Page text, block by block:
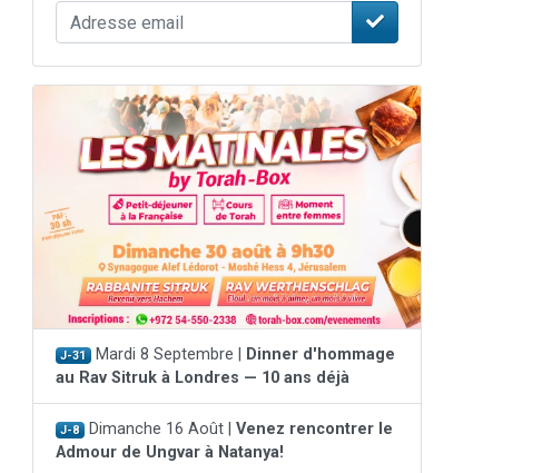
J-31 Mardi 8 Septembre |
Dinner d'hommage
au Rav Sitruk à Londres — 10 ans déjà
J-8 Dimanche 16 Août | Venez rencontrer le
Admour de Ungvar à Natanya!